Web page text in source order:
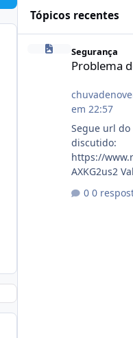
Tópicos recentes
Problema de segurança
Segurança
Problema
em 22:57
Segue url
discutido:
https://
AXKG2us2
topico do
pegada no
0